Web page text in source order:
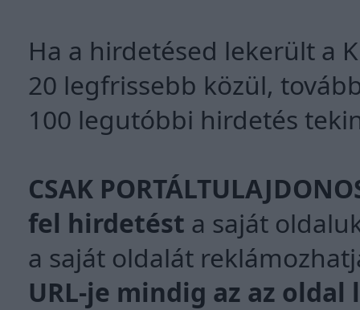
Ha a hirdetésed lekerült a
20 legfrissebb közül,
100 legutóbbi hirdetés
CSAK
fel hirdetést a saját
a saját oldalát
URL-je mindig az az